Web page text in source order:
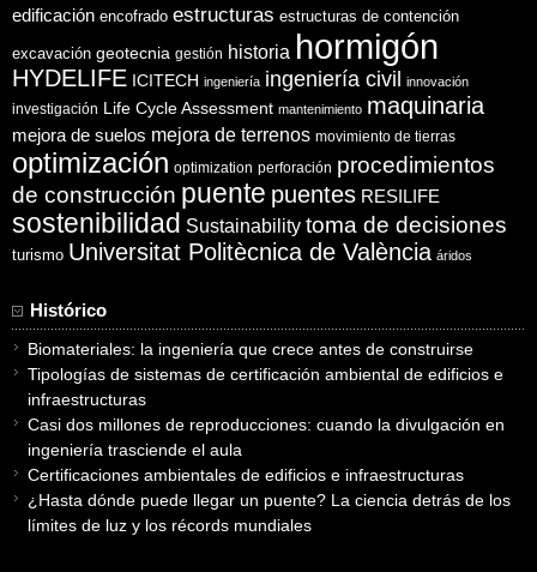
edificación encofrado estructuras estructuras de contención
excavación geotecnia gestión historia hormigón
HYDELIFE ICITECH ingeniería ingeniería civil innovación
investigación Life Cycle Assessment mantenimiento maquinaria
mejora de suelos mejora de terrenos movimiento de tierras
optimización optimization perforación procedimientos
de construcción puente puentes RESILIFE
sostenibilidad Sustainability toma de decisiones
turismo Universitat Politècnica de València áridos
Histórico
Biomateriales: la ingeniería que crece antes de construirse
Tipologías de sistemas de certificación ambiental de edificios e
infraestructuras
Casi dos millones de reproducciones: cuando la divulgación en
ingeniería trasciende el aula
Certificaciones ambientales de edificios e infraestructuras
¿Hasta dónde puede llegar un puente? La ciencia detrás de los
límites de luz y los récords mundiales